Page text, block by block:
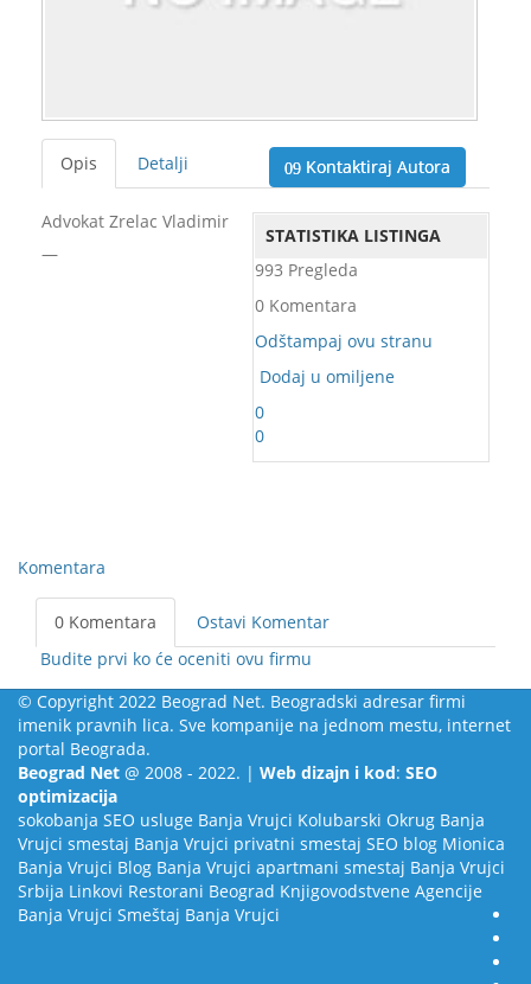
Kontaktiraj Autora
Opis Detalji
STATISTIKA LISTINGA
993 Pregleda
0 Komentara
Odštampaj ovu stranu
Dodaj u omiljene
0
0
Advokat Zrelac Vladimir
—
Komentara
0 Komentara
Ostavi Komentar
Budite prvi ko će oceniti ovu firmu
© Copyright 2022 Beograd Net. Beogradski adresar firmi
imenik pravnih lica. Sve kompanije na jednom mestu, internet
portal Beograda.
Beograd Net @ 2008 - 2022. | Web dizajn i kod: SEO
optimizacija
sokobanja SEO usluge Banja Vrujci Kolubarski Okrug Banja
Vrujci smestaj Banja Vrujci privatni smestaj SEO blog Mionica
Banja Vrujci Blog Banja Vrujci apartmani smestaj Banja Vrujci
Srbija Linkovi Restorani Beograd Knjigovodstvene Agencije
Banja Vrujci Smeštaj Banja Vrujci